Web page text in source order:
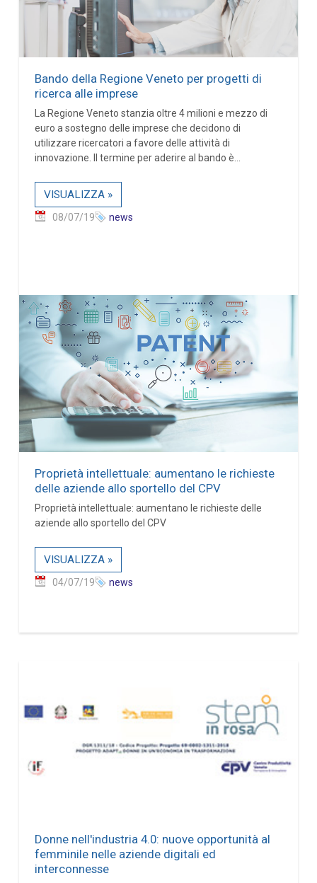
Bando della Regione Veneto per progetti di
ricerca alle imprese
La Regione Veneto stanzia oltre 4 milioni e mezzo di
euro a sostegno delle imprese che decidono di
utilizzare ricercatori a favore delle attività di
innovazione. Il termine per aderire al bando è...
VISUALIZZA »
08/07/19 news
Proprietà intellettuale: aumentano le richieste
delle aziende allo sportello del CPV
Proprietà intellettuale: aumentano le richieste delle
aziende allo sportello del CPV
VISUALIZZA »
04/07/19 news
Donne nell'industria 4.0: nuove opportunità al
femminile nelle aziende digitali ed
interconnesse